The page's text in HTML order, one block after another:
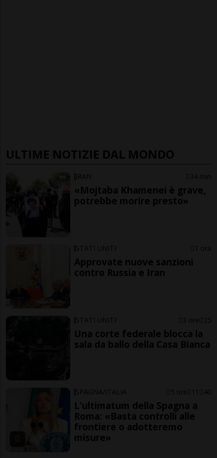
ULTIME NOTIZIE DAL MONDO
IRAN 34 min
«Mojtaba Khamenei è grave,
potrebbe morire presto»
STATI UNITI 1 ora
Approvate nuove sanzioni
contro Russia e Iran
STATI UNITI 3 ore 25
Una corte federale blocca la
sala da ballo della Casa Bianca
SPAGNA/ITALIA 5 ore 11 40
L'ultimatum della Spagna a
Roma: «Basta controlli alle
frontiere o adotteremo
misure»